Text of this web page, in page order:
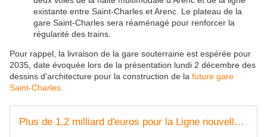
existante entre Saint-Charles et Arenc. Le plateau de la
gare Saint-Charles sera réaménagé pour renforcer la
régularité des trains.
Pour rappel, la livraison de la gare souterraine est espérée pour
2035, date évoquée lors de la présentation lundi 2 décembre des
dessins d'architecture pour la construction de la future gare
Saint-Charles
Plus de 1,2 milliard d'euros pour la Ligne nouvelle Provence-Côte d'Azur